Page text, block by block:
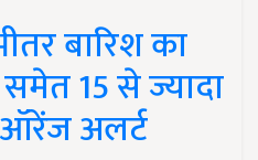
बारिश का
15 से ज्यादा
ऑरेंज अलर्ट